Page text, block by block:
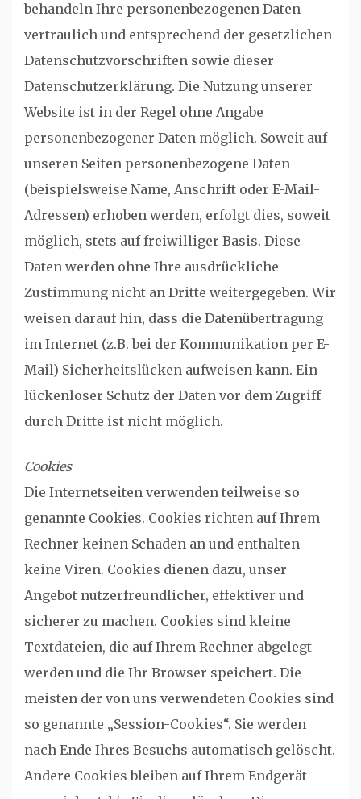
behandeln Ihre personenbezogenen Daten
vertraulich und entsprechend der gesetzlichen
Datenschutzvorschriften sowie dieser
Datenschutzerklärung. Die Nutzung unserer
Website ist in der Regel ohne Angabe
personenbezogener Daten möglich. Soweit auf
unseren Seiten personenbezogene Daten
(beispielsweise Name, Anschrift oder E-Mail-
Adressen) erhoben werden, erfolgt dies, soweit
möglich, stets auf freiwilliger Basis. Diese
Daten werden ohne Ihre ausdrückliche
Zustimmung nicht an Dritte weitergegeben. Wir
weisen darauf hin, dass die Datenübertragung
im Internet (z.B. bei der Kommunikation per E-
Mail) Sicherheitslücken aufweisen kann. Ein
lückenloser Schutz der Daten vor dem Zugriff
durch Dritte ist nicht möglich.
Cookies
Die Internetseiten verwenden teilweise so
genannte Cookies. Cookies richten auf Ihrem
Rechner keinen Schaden an und enthalten
keine Viren. Cookies dienen dazu, unser
Angebot nutzerfreundlicher, effektiver und
sicherer zu machen. Cookies sind kleine
Textdateien, die auf Ihrem Rechner abgelegt
werden und die Ihr Browser speichert. Die
meisten der von uns verwendeten Cookies sind
so genannte „Session-Cookies“. Sie werden
nach Ende Ihres Besuchs automatisch gelöscht.
Andere Cookies bleiben auf Ihrem Endgerät